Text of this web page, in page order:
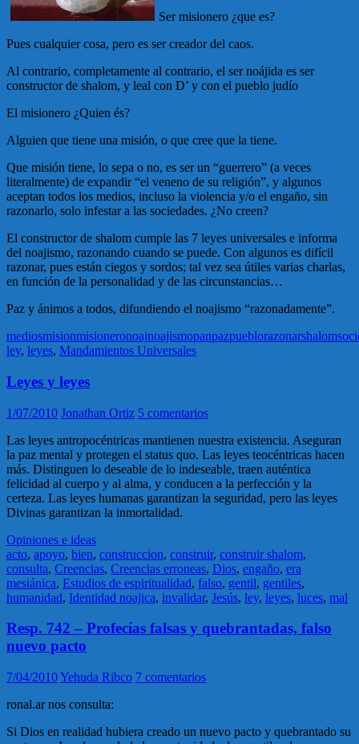
Ser misionero ¿que es?
Pues cualquier cosa, pero es ser creador del caos.
Al contrario, completamente al contrario, el ser noájida es ser
constructor de shalom, y leal con D’ y con el pueblo judío
El misionero ¿Quien és?
Alguien que tiene una misión, o que cree que la tiene.
Que misión tiene, lo sepa o no, es ser un “guerrero” (a veces
literalmente) de expandir “el veneno de su religión”, y algunos
aceptan todos los medios, incluso la violencia y/o el engaño, sin
razonarlo, solo infestar a las sociedades. ¿No creen?
El constructor de shalom cumple las 7 leyes universales e informa
del noajismo, razonando cuando se puede. Con algunos es difícil
razonar, pues están ciegos y sordos; tal vez sea útiles varias charlas,
en función de la personalidad y de las circunstancias…
Paz y ánimos a todos, difundiendo el noajismo “razonadamente”.
mediosmisionmisioneronoajnoajismopanpazpueblorazonarshalom
ley, leyes, Mandamientos Universales
Leyes y leyes
1/07/2010 Jonathan Ortiz 5 comentarios
Las leyes antropocéntricas mantienen nuestra existencia. Aseguran
la paz mental y protegen el status quo. Las leyes teocéntricas hacen
más. Distinguen lo deseable de lo indeseable, traen auténtica
felicidad al cuerpo y al alma, y conducen a la perfección y la
certeza. Las leyes humanas garantizan la seguridad, pero las leyes
Divinas garantizan la inmortalidad.
Opiniones e ideas
acto, apoyo, bien, construccion, construir, construir shalom,
consulta, Creencias, Creencias erroneas, Dios, engaño, era
mesiánica, Estudios de espiritualidad, falso, gentil, gentiles,
humanidad, Identidad noajica, invalidar, Jesús, ley, leyes, luces, mal
Resp. 742 – Profecías falsas y quebrantadas, falso
nuevo pacto
7/04/2010Yehuda Ribco 7 comentarios
ronal.ar nos consulta:
Si Dios en realidad hubiera creado un nuevo pacto y quebrantado su